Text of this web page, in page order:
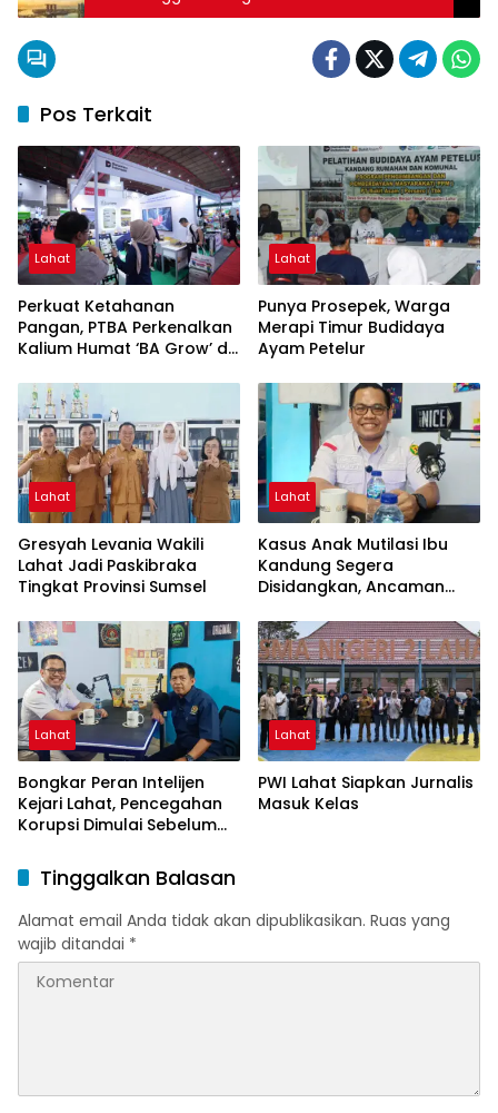
Bajo, Medan, Palembang, dan Semarang
Pos Terkait
Lahat
Perkuat Ketahanan
Pangan, PTBA Perkenalkan
Kalium Humat ‘BA Grow’ di
Lahat
Punya Prosepek, Warga
Merapi Timur Budidaya
Ayam Petelur
Lahat
Gresyah Levania Wakili
Lahat Jadi Paskibraka
Tingkat Provinsi Sumsel
Lahat
Kasus Anak Mutilasi Ibu
Kandung Segera
Disidangkan, Ancaman
Lahat
Bongkar Peran Intelijen
Kejari Lahat, Pencegahan
Korupsi Dimulai Sebelum
Lahat
PWI Lahat Siapkan Jurnalis
Masuk Kelas
Tinggalkan Balasan
Alamat email Anda tidak akan dipublikasikan. Ruas yang
wajib ditandai *